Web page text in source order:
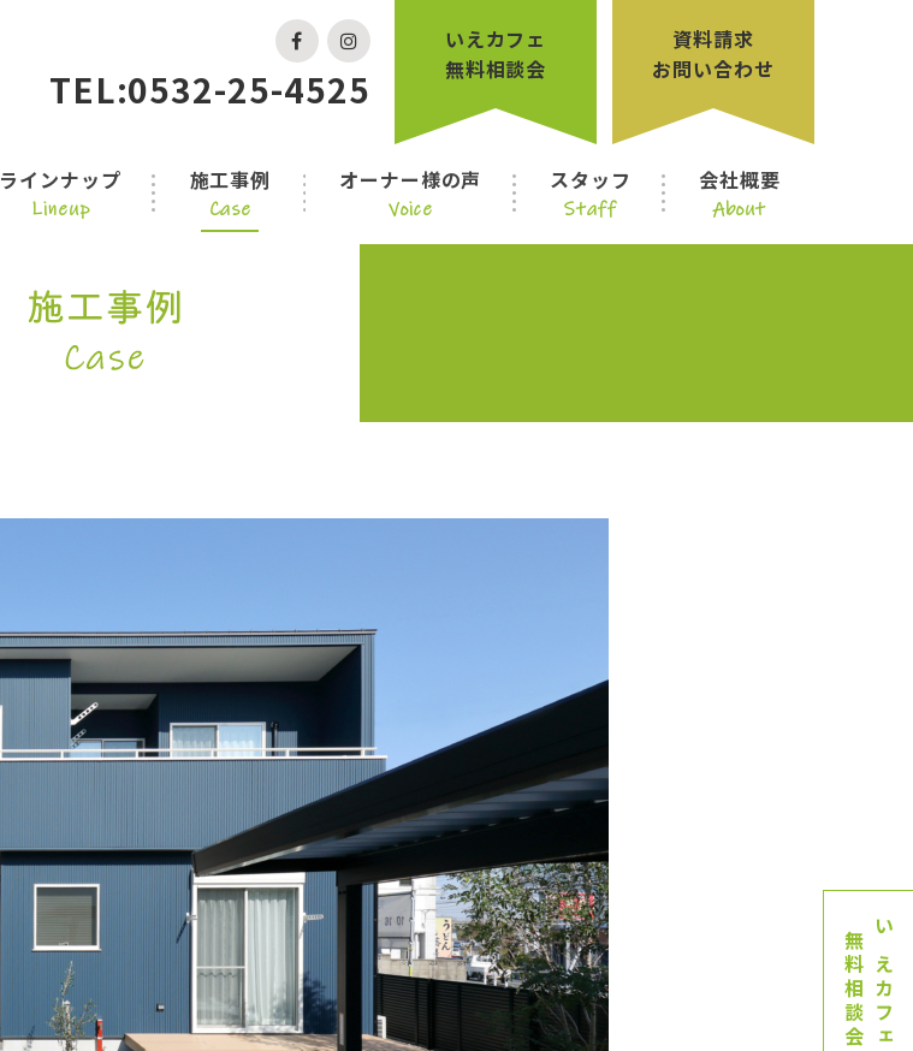
TEL:0532-25-4525
いえカフェ
無料相談会
資料請求
お問い合わせ
ラインナップ
Lineup
施工事例
Case
オーナー様の声
Voice
スタッフ
Staff
会社概要
About
いえカフェ
無料相談会